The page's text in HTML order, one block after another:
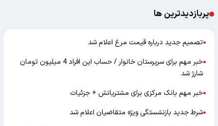
پربازدیدترین ها
●تصمیم جدید درباره قیمت مرغ اعلام شد
●
خبر مهم برای سرپرستان خانوار / حساب این افراد 4 میلیون تومان
شارژ شد
●خبر مهم بانک مرکزی برای مشتریانش + جزئیات
●شرط جدید بازنشستگی ویژه متقاضیان اعلام شد